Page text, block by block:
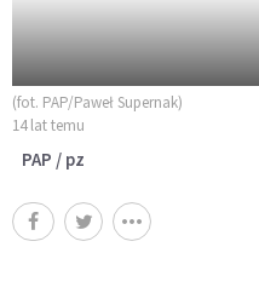
(fot. PAP/Paweł Supernak)
14 lat temu
PAP / pz